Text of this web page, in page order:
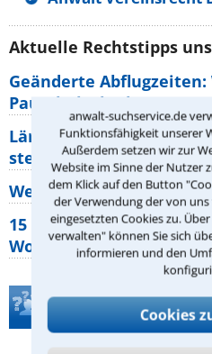
anwalt-suchservice.de
Funktionsfähigkeit unserer
Außerdem setzen wir zur
Website im Sinne der Nutzer
dem Klick auf den Button
der Verwendung der von
eingesetzten Cookies zu.
verwalten" können Sie sich
informieren und den
Cookies
Aktuelle Rechtstipps
Geänderte
Pauschalurlauber?
Lärm von den
stehen mir zu?
Wer muss
15 elementare Rechte,
Wohnungseigentümer
Teste Dein